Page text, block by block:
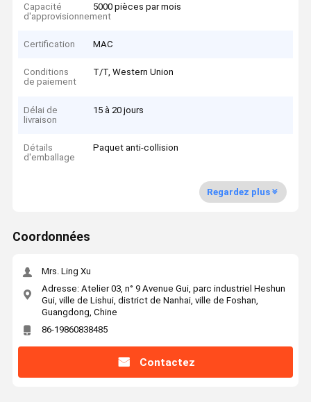
Capacité
d'approvisionnement
5000 pièces par mois
Certification MAC
Conditions
de paiement
T/T, Western Union
Délai de
livraison
15 à 20 jours
Détails
d'emballage
Paquet anti-collision
Regardez plus
Coordonnées
Mrs. Ling Xu
Adresse: Atelier 03, n° 9 Avenue Gui, parc industriel Heshun
Gui, ville de Lishui, district de Nanhai, ville de Foshan,
Guangdong, Chine
86-19860838485
Contactez